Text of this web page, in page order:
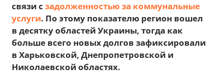
связи с задолженностью за коммунальные
услуги. По этому показателю регион вошел
в десятку областей Украины, тогда как
больше всего новых долгов зафиксировали
в Харьковской, Днепропетровской и
Николаевской областях.